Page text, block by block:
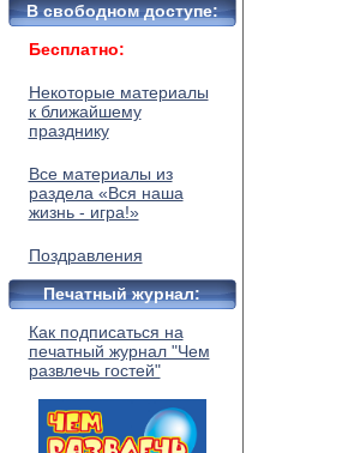
В свободном доступе:
Бесплатно:
Некоторые материалы
к ближайшему
празднику
Все материалы из
раздела «Вся наша
жизнь - игра!»
Поздравления
Печатный журнал:
Как подписаться на
печатный журнал "Чем
развлечь гостей"